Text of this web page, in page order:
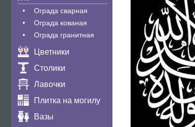
Ограда сварная
Ограда кованая
Ограда гранитная
Цветники
Столики
Лавочки
Плитка на могилу
Вазы